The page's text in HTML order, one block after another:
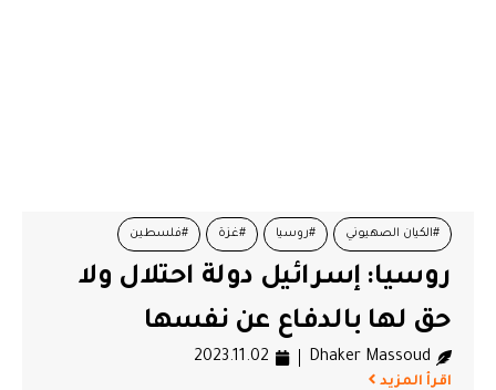
#الكيان الصهيوني #روسيا #غزة #فلسطين
روسيا: إسرائيل دولة احتلال ولا
حق لها بالدفاع عن نفسها
Dhaker Massoud
2023.11.02
اقرأ المزيد